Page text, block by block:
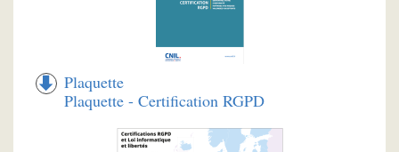
Plaquette
Plaquette - Certification RGPD